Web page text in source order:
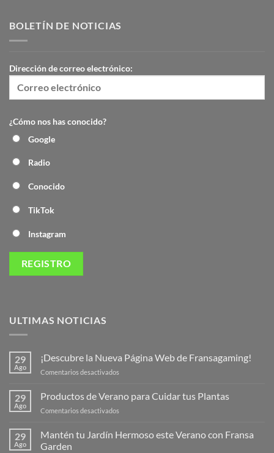
BOLETÍN DE NOTICIAS
Dirección de correo electrónico:
¿Cómo nos has conocido?
Google
Radio
Conocido
TikTok
Instagram
ULTIMAS NOTICIAS
29
Ago
¡Descubre la Nueva Página Web de Fransagaming!
Comentarios desactivados
Nueva
de
29
Ago
Productos de Verano para Cuidar tus Plantas
Comentarios desactivados
de
29
Ago
Mantén tu Jardín Hermoso este Verano con Fransa
Garden